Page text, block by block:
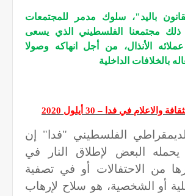
باليد"، سلوك مدمر للمجتمعات
مجتمعنا الفلسطيني الذي يسعى
عملائه الأنذال، من أجل انهاكه وصولا
بالخلافات الداخلية
والاعلام في فدا – 30 أيلول 2020
الفلسطيني "فدا" إن
يحمله البعض لإطلاق النار في
من الاحتفالات أو في تصفية
أو الشخصية، هو سلاح لإرهاب